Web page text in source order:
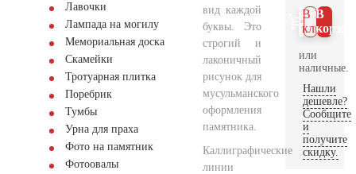
Лавочки
Лампада на могилу
Мемориальная доска
Скамейки
Тротуарная плитка
Поребрик
Тумбы
Урна для праха
Фото на памятник
Фотоовалы
вид каждой
буквы. Это
строгий и
лаконичный
рисунок для
мусульманского
оформления
памятника.
Каллиграфические
линии
В
В 1
клик
или
наличные.
Нашли
дешевле?
Сообщите
и
получите
скидку.